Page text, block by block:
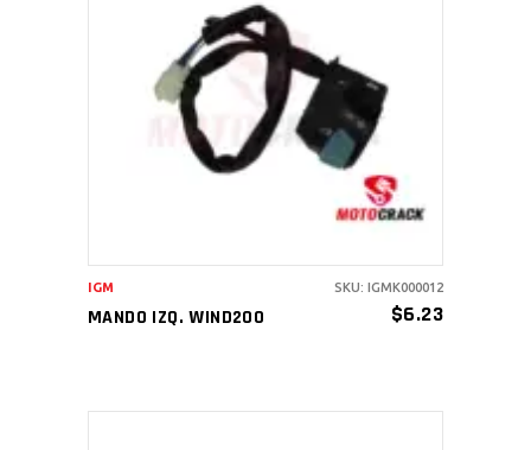
AÑADIR AL CARRITO
MANDO IZQ. WIND200 $6.23
IGM SKU: IGMK000012